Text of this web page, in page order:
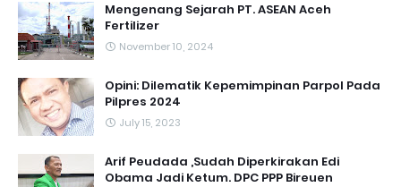
Mengenang Sejarah PT. ASEAN Aceh
Fertilizer
November 10, 2024
Opini: Dilematik Kepemimpinan Parpol Pada
Pilpres 2024
July 15, 2023
Arif Peudada ,Sudah Diperkirakan Edi
Obama Jadi Ketum. DPC PPP Bireuen